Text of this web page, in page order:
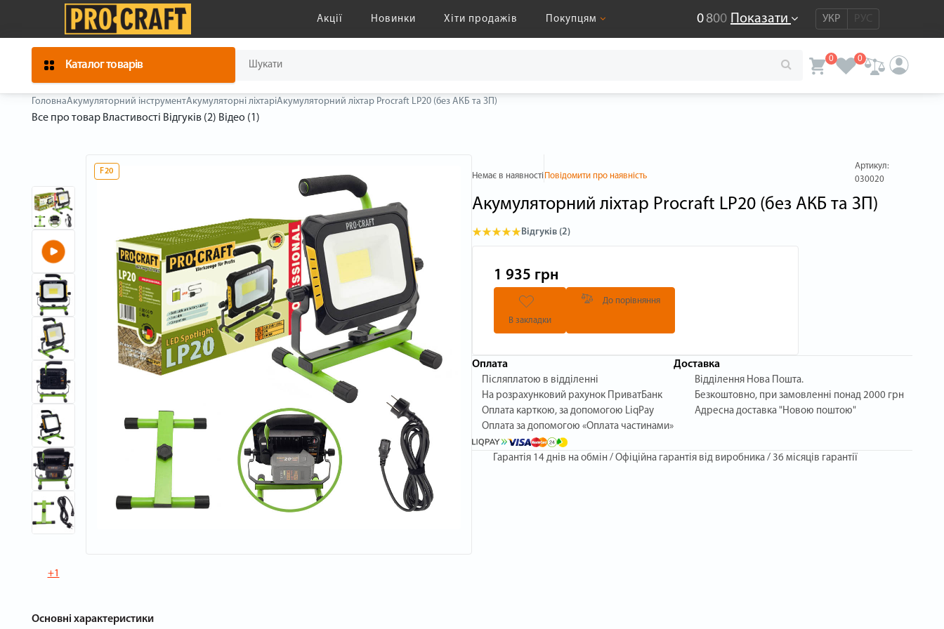
Акції Новинки Хіти продажів Покупцям 0800 Показати УКР РУС
Каталог товарів
0 0
ГоловнаАкумуляторний інструментАкумуляторні ліхтаріАкумуляторний ліхтар Procraft LP20 (без АКБ та ЗП)
Все про товар Властивості Відгуків (2) Відео (1)
+1
F20
Основні характеристики
Немає в наявності Повідомити про наявність
Артикул:
030020
Акумуляторний ліхтар Procraft LP20 (без АКБ та ЗП)
Відгуків (2)
1 935 грн
В закладки
До порівняння
Оплата
Післяплатою в відділенні
На розрахунковий рахунок ПриватБанк
Оплата карткою, за допомогою LiqPay
Оплата за допомогою «Оплата частинами»
Доставка
Відділення Нова Пошта.
Безкоштовно, при замовленні понад 2000 грн
Адресна доставка "Новою поштою"
Гарантія 14 днів на обмін / Офіційна гарантія від виробника / 36 місяців гарантії